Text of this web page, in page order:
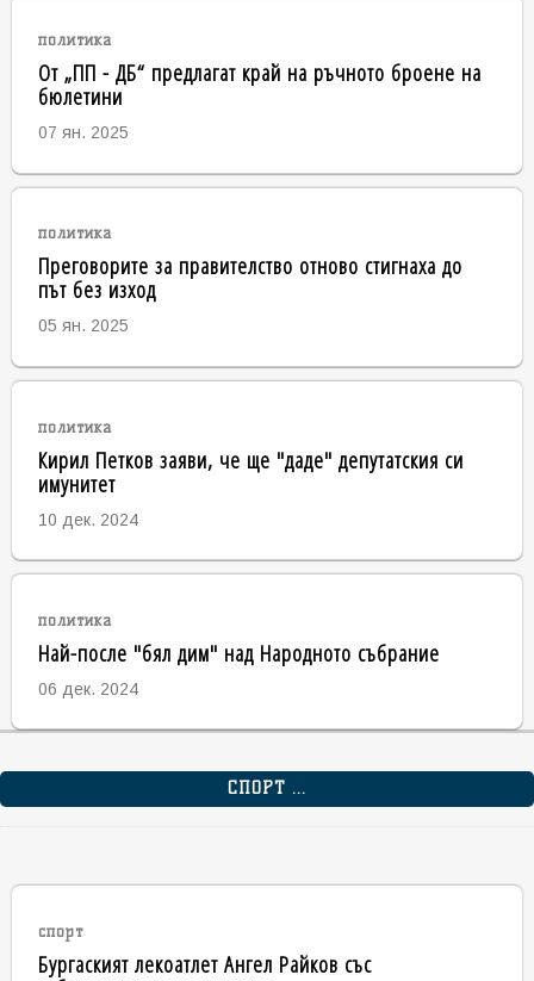
политика
От „ПП - ДБ“ предлагат край на ръчното броене на
бюлетини
07 ян. 2025
политика
Преговорите за правителство отново стигнаха до
път без изход
05 ян. 2025
политика
Кирил Петков заяви, че ще "даде" депутатския си
имунитет
10 дек. 2024
политика
Най-после "бял дим" над Народното събрание
06 дек. 2024
СПОРТ ...
спорт
Бургаският лекоатлет Ангел Райков със